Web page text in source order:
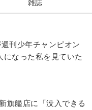
雑誌
刊少年チャンピオン
なった私を見ていた
旗艦店に「没入できる